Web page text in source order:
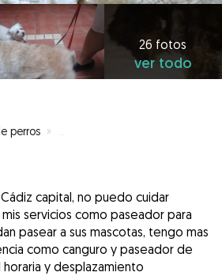
26 fotos
ver todo
perros »
capital, no puedo cuidar
servicios como paseador para
pasear a sus mascotas, tengo mas
como canguro y paseador de
y desplazamiento